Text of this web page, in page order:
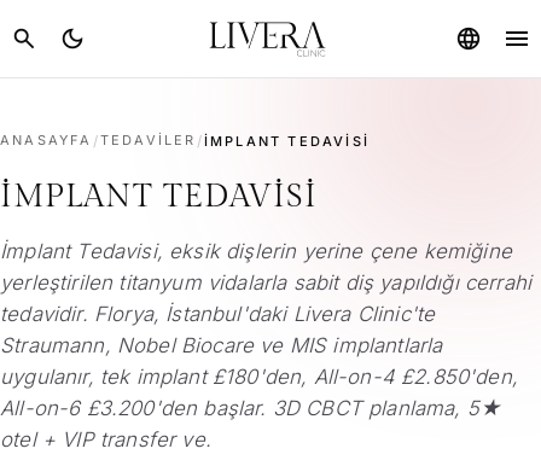
search dark_mode language menu
ANASAYFA /TEDAVILER /İMPLANT TEDAVISI
İMPLANT TEDAVISI
İmplant Tedavisi, eksik dişlerin yerine çene kemiğine
yerleştirilen titanyum vidalarla sabit diş yapıldığı cerrahi
tedavidir. Florya, İstanbul'daki Livera Clinic'te
Straumann, Nobel Biocare ve MIS implantlarla
uygulanır, tek implant £180'den, All-on-4 £2.850'den,
All-on-6 £3.200'den başlar. 3D CBCT planlama, 5★
otel + VIP transfer ve.